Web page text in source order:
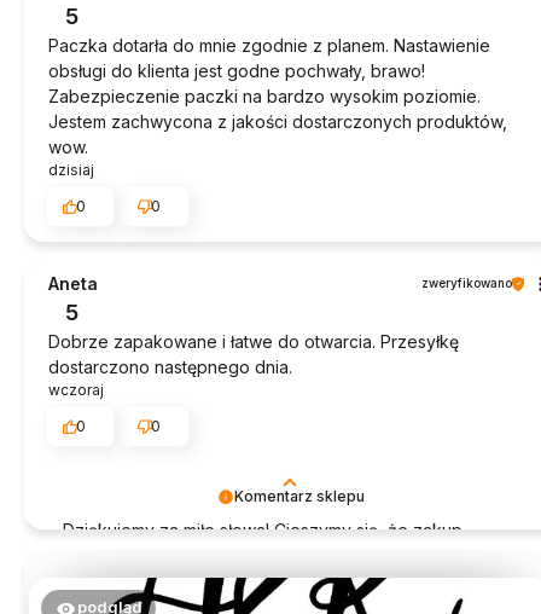
5
Paczka dotarła do mnie zgodnie z planem. Nastawienie
obsługi do klienta jest godne pochwały, brawo!
Zabezpieczenie paczki na bardzo wysokim poziomie.
Jestem zachwycona z jakości dostarczonych produktów,
wow.
dzisiaj
0
0
Komentarz sklepu
Dziękujemy za miłe słowa! Cieszymy się, że zakup
odpowiednią obsługę tak świetnym klientom. Dziękujemy
raz jeszcze!
Aneta zweryfikowano
5
Dobrze zapakowane i łatwe do otwarcia. Przesyłkę
dostarczono następnego dnia.
wczoraj
0
0
podgląd